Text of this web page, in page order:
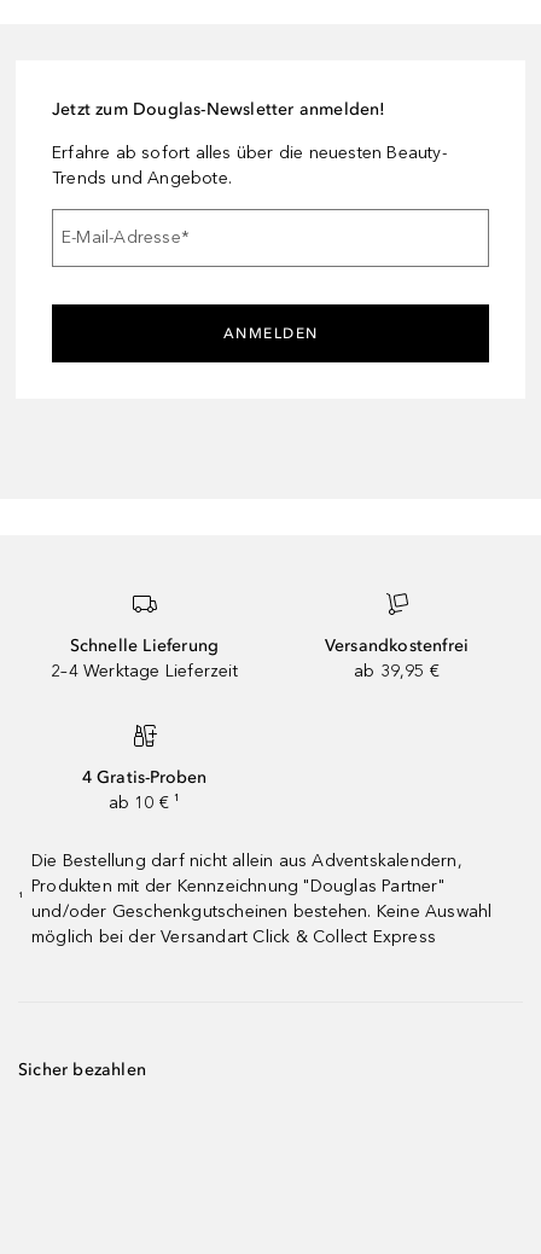
Jetzt zum Douglas-Newsletter anmelden!
Erfahre ab sofort alles über die neuesten Beauty-
Trends und Angebote.
E-Mail-Adresse*
ANMELDEN
Schnelle Lieferung
2–4 Werktage Lieferzeit
Versandkostenfrei
ab 39,95 €
4 Gratis-Proben
ab 10 € ¹
¹
Die Bestellung darf nicht allein aus Adventskalendern,
Produkten mit der Kennzeichnung "Douglas Partner"
und/oder Geschenkgutscheinen bestehen. Keine Auswahl
möglich bei der Versandart Click & Collect Express
Sicher bezahlen